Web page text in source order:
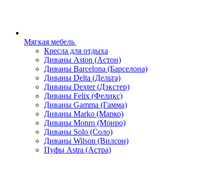
Мягкая мебель
Кресла для отдыха
Диваны Aston (Астон)
Диваны Barcelona (Барселона)
Диваны Delta (Дельта)
Диваны Dexter (Дэкстер)
Диваны Felix (Феликс)
Диваны Gamma (Гамма)
Диваны Marko (Марко)
Диваны Monro (Монро)
Диваны Solo (Соло)
Диваны Wilson (Вилсон)
Пуфы Astra (Астра)